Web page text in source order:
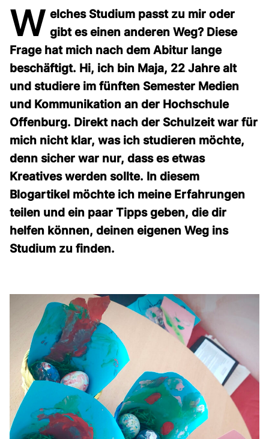
W elches Studium passt zu mir oder
gibt es einen anderen Weg? Diese
Frage hat mich nach dem Abitur lange
beschäftigt. Hi, ich bin Maja, 22 Jahre alt
und studiere im fünften Semester Medien
und Kommunikation an der Hochschule
Offenburg. Direkt nach der Schulzeit war für
mich nicht klar, was ich studieren möchte,
denn sicher war nur, dass es etwas
Kreatives werden sollte. In diesem
Blogartikel möchte ich meine Erfahrungen
teilen und ein paar Tipps geben, die dir
helfen können, deinen eigenen Weg ins
Studium zu finden.